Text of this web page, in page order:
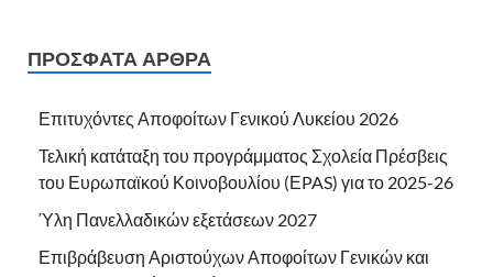
ΠΡΌΣΦΑΤΑ ΆΡΘΡΑ
Επιτυχόντες Αποφοίτων Γενικού Λυκείου 2026
Τελική κατάταξη του προγράμματος Σχολεία Πρέσβεις
του Ευρωπαϊκού Κοινοβουλίου (ΕPAS) για το 2025-26
Ύλη Πανελλαδικών εξετάσεων 2027
Επιβράβευση Αριστούχων Αποφοίτων Γενικών και